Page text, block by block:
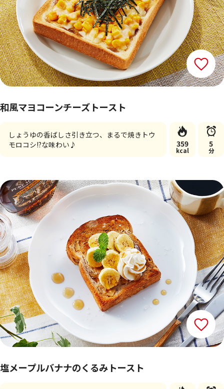
和風マヨコーンチーズトースト
しょうゆの香ばしさ引き立つ、まるで焼きトウ
モロコシ!?な味わい♪
359
kcal
5
分
塩メープルバナナのくるみトースト